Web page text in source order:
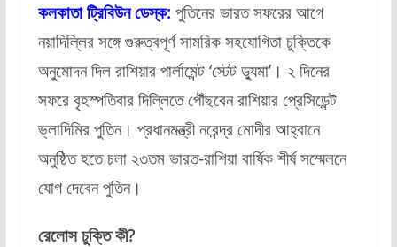
কলকাতা ট্রিবিউন ডেস্ক: পুতিনের ভারত সফরের আগে
নয়াদিল্লির সঙ্গে গুরুত্বপূর্ণ সামরিক সহযোগিতা চুক্তিকে
অনুমোদন দিল রাশিয়ার পার্লামেন্ট ‘স্টেট ড্যুমা’। ২ দিনের
সফরে বৃহস্পতিবার দিল্লিতে পৌঁছবেন রাশিয়ার প্রেসিডেন্ট
ভ্লাদিমির পুতিন। প্রধানমন্ত্রী নরেন্দ্র মোদীর আহ্বানে
অনুষ্ঠিত হতে চলা ২৩তম ভারত-রাশিয়া বার্ষিক শীর্ষ সম্মেলনে
যোগ দেবেন পুতিন।
রেলোস চুক্তি কী?